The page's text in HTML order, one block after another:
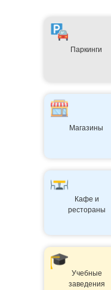
Паркинги
Кафе и
рестораны
Магазины
Учебные
заведения